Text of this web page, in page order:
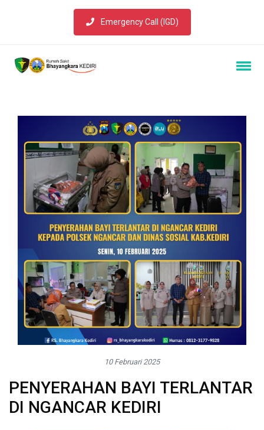
Emergency Call (IGD)
10 Februari 2025
PENYERAHAN BAYI TERLANTAR
DI NGANCAR KEDIRI